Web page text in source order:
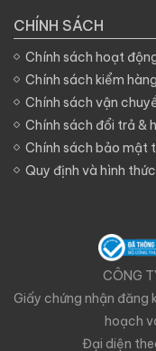
CHÍNH SÁCH
Chính sách hoạt
Chính sách kiểm hàng
Chính sách vận
Chính sách đổi trả &
Chính sách bảo mật
Quy định và hình
CÔNG
Giấy chứng nhận đăng
hoạch
Đại diện